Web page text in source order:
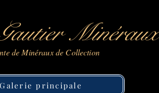
Minéraux
de Minéraux de Collection
Galerie principale